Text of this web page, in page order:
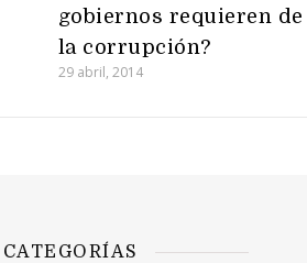
gobiernos requieren de
la corrupción?
29 abril, 2014
CATEGORÍAS